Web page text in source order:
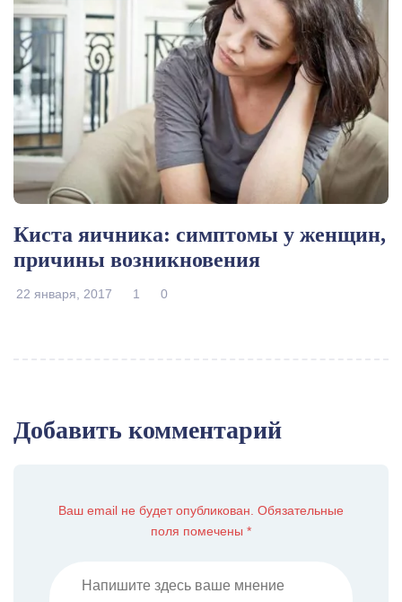
Киста яичника: симптомы у женщин,
причины возникновения
22 января, 2017 1 0
Добавить комментарий
Ваш email не будет опубликован. Обязательные
поля помечены *